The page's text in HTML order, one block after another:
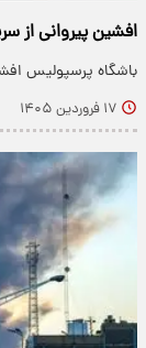
افشین پیروانی از
باشگاه پرسپولیس
۱۷ فروردین ۱۴۰۵